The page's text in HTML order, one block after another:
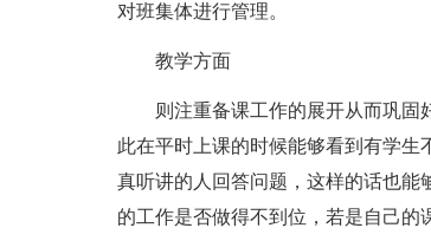
对班集体进行管理。
教学方面
则注重备课工作的展开从而巩固
此在平时上课的时候能够看到有学生
真听讲的人回答问题，这样的话也能
的工作是否做得不到位，若是自己的